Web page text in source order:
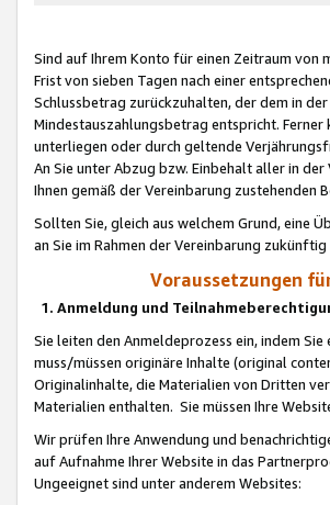
Sind auf Ihrem Konto für einen Zeitraum von
Frist von sieben Tagen nach einer
Schlussbetrag zurückzuhalten, der dem in
Mindestauszahlungsbetrag entspricht.
unterliegen oder durch geltende
An Sie unter Abzug bzw. Einbehalt aller in
Ihnen gemäß der Vereinbarung zustehenden
Sollten Sie, gleich aus welchem Grund, eine
an Sie im Rahmen der Vereinbarung
Voraussetzungen
1. Anmeldung und
Sie leiten den Anmeldeprozess ein, indem
muss/müssen originäre Inhalte (original
Originalinhalte, die Materialien von Dritten
Materialien enthalten. Sie müssen Ihre
Wir prüfen Ihre Anwendung und
auf Aufnahme Ihrer Website in das
Ungeeignet sind unter anderem Websites: